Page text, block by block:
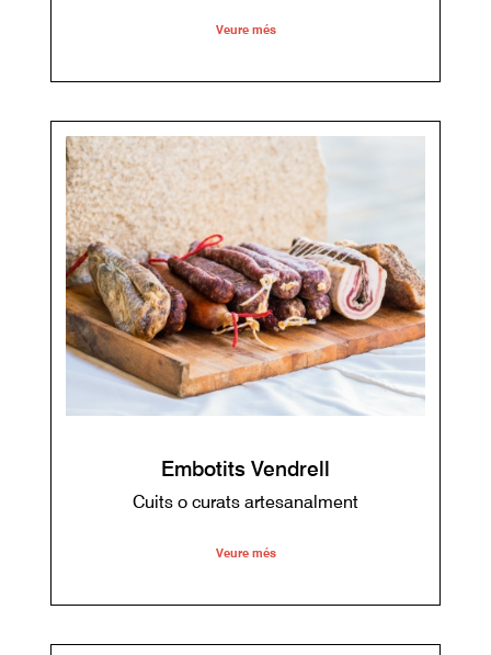
Veure més
Embotits Vendrell
Cuits o curats artesanalment
Veure més